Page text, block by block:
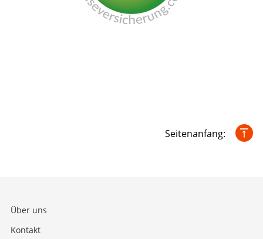
Seitenanfang:
Über uns
Kontakt